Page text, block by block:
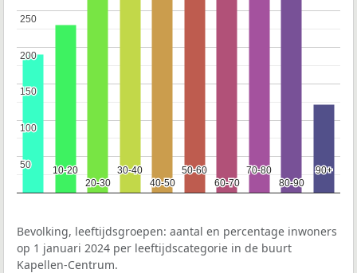
10-20
10-20
20-30
20-30
30-40
30-40
40-50
40-50
50-60
50-60
60-70
60-70
70-80
70-80
80-90
80-90
90+
90+
50
50
100
100
150
150
200
200
250
250
Bevolking, leeftijdsgroepen: aantal en percentage inwoners
op 1 januari 2024 per leeftijdscategorie in de buurt
Kapellen-Centrum.